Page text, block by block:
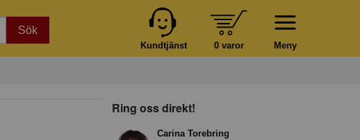
Sök
Meny
0 varor
Kundtjänst
Ring oss direkt!
Carina Torebring